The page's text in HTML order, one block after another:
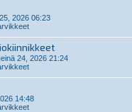
2026 06:23
24, 2026 21:24
14:48